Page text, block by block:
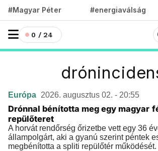
#Magyar Péter #energiaválság
0 / 24
Európa 2026. augusztus 02. - 20:55
Drónnal bénította meg egy magyar
repülőteret
A horvát rendőrség őrizetbe vett egy 36
állampolgárt, aki a gyanú szerint péntek
megbénította a spliti repülőtér működését.